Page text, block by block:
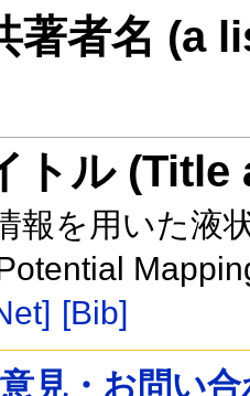
著者名 (a
トル
報を用いた液
[Bib]
見・お問い